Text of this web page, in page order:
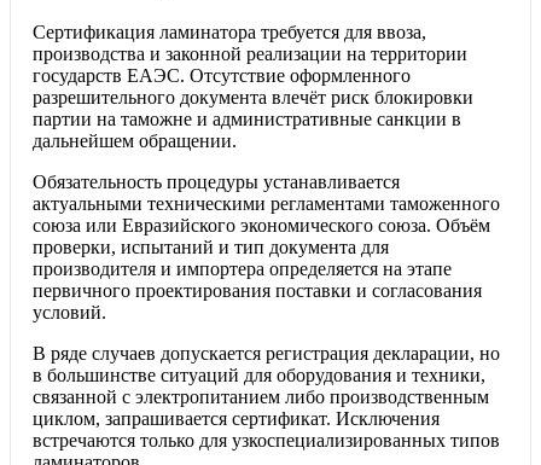
Сертификация ламинатора требуется для ввоза,
производства и законной реализации на территории
государств ЕАЭС. Отсутствие оформленного
разрешительного документа влечёт риск блокировки
партии на таможне и административные санкции в
дальнейшем обращении.
Обязательность процедуры устанавливается
актуальными техническими регламентами таможенного
союза или Евразийского экономического союза. Объём
проверки, испытаний и тип документа для
производителя и импортера определяется на этапе
первичного проектирования поставки и согласования
условий.
В ряде случаев допускается регистрация декларации, но
в большинстве ситуаций для оборудования и техники,
связанной с электропитанием либо производственным
циклом, запрашивается сертификат. Исключения
встречаются только для узкоспециализированных типов